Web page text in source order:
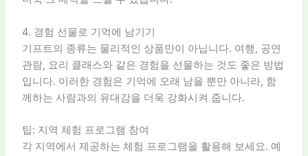
4. 경험 선물로 기억에 남기기
기프트의 종류는 물리적인 상품만이 아닙니다. 여행, 공연
관람, 요리 클래스와 같은 경험을 선물하는 것도 좋은 방법
입니다. 이러한 경험은 기억에 오래 남을 뿐만 아니라, 함
께하는 사람과의 유대감을 더욱 강화시켜 줍니다.
팁: 지역 체험 프로그램 참여
각 지역에서 제공하는 체험 프로그램을 활용해 보세요. 예